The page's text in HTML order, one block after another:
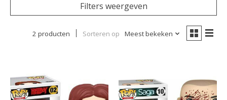
Filters weergeven
2 producten Sorteren op Meest bekeken